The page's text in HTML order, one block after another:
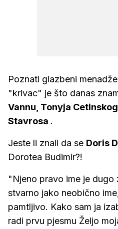
Poznati glazbeni
"krivac" je što danas
Vannu, Tonyja
Stavrosa .
Jeste li znali da se Doris
Dorotea Budimir?!
"Njeno pravo ime je dugo
stvarno jako neobično
pamtljivo. Kako sam ja
radi prvu pjesmu Željo